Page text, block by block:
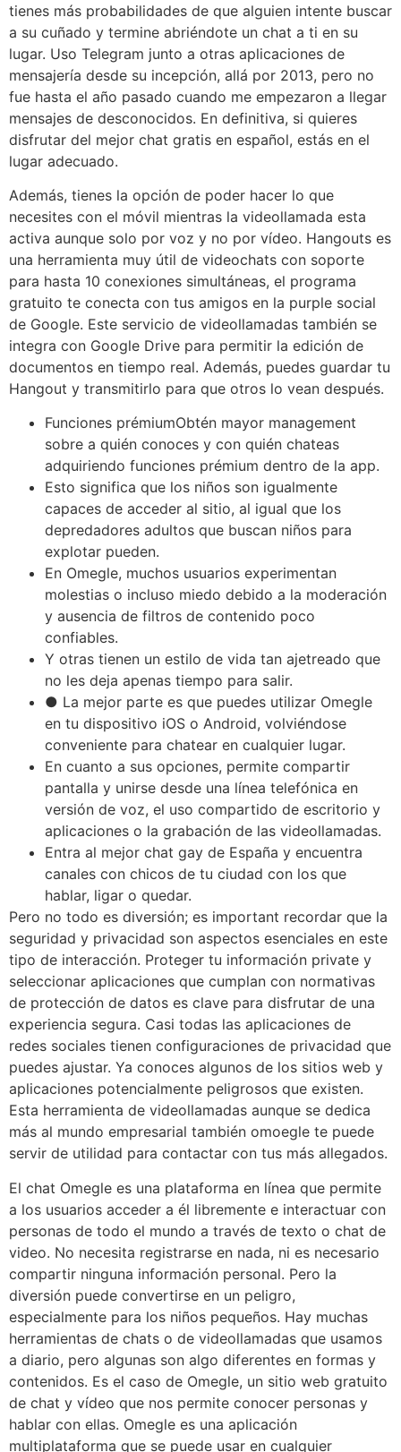
tienes más probabilidades de que alguien intente buscar
a su cuñado y termine abriéndote un chat a ti en su
lugar. Uso Telegram junto a otras aplicaciones de
mensajería desde su incepción, allá por 2013, pero no
fue hasta el año pasado cuando me empezaron a llegar
mensajes de desconocidos. En definitiva, si quieres
disfrutar del mejor chat gratis en español, estás en el
lugar adecuado.
Además, tienes la opción de poder hacer lo que
necesites con el móvil mientras la videollamada esta
activa aunque solo por voz y no por vídeo. Hangouts es
una herramienta muy útil de videochats con soporte
para hasta 10 conexiones simultáneas, el programa
gratuito te conecta con tus amigos en la purple social
de Google. Este servicio de videollamadas también se
integra con Google Drive para permitir la edición de
documentos en tiempo real. Además, puedes guardar tu
Hangout y transmitirlo para que otros lo vean después.
Funciones prémiumObtén mayor management
sobre a quién conoces y con quién chateas
adquiriendo funciones prémium dentro de la app.
Esto significa que los niños son igualmente
capaces de acceder al sitio, al igual que los
depredadores adultos que buscan niños para
explotar pueden.
En Omegle, muchos usuarios experimentan
molestias o incluso miedo debido a la moderación
y ausencia de filtros de contenido poco
confiables.
Y otras tienen un estilo de vida tan ajetreado que
no les deja apenas tiempo para salir.
● La mejor parte es que puedes utilizar Omegle
en tu dispositivo iOS o Android, volviéndose
conveniente para chatear en cualquier lugar.
En cuanto a sus opciones, permite compartir
pantalla y unirse desde una línea telefónica en
versión de voz, el uso compartido de escritorio y
aplicaciones o la grabación de las videollamadas.
Entra al mejor chat gay de España y encuentra
canales con chicos de tu ciudad con los que
hablar, ligar o quedar.
Pero no todo es diversión; es important recordar que la
seguridad y privacidad son aspectos esenciales en este
tipo de interacción. Proteger tu información private y
seleccionar aplicaciones que cumplan con normativas
de protección de datos es clave para disfrutar de una
experiencia segura. Casi todas las aplicaciones de
redes sociales tienen configuraciones de privacidad que
puedes ajustar. Ya conoces algunos de los sitios web y
aplicaciones potencialmente peligrosos que existen.
Esta herramienta de videollamadas aunque se dedica
más al mundo empresarial también omoegle te puede
servir de utilidad para contactar con tus más allegados.
El chat Omegle es una plataforma en línea que permite
a los usuarios acceder a él libremente e interactuar con
personas de todo el mundo a través de texto o chat de
video. No necesita registrarse en nada, ni es necesario
compartir ninguna información personal. Pero la
diversión puede convertirse en un peligro,
especialmente para los niños pequeños. Hay muchas
herramientas de chats o de videollamadas que usamos
a diario, pero algunas son algo diferentes en formas y
contenidos. Es el caso de Omegle, un sitio web gratuito
de chat y vídeo que nos permite conocer personas y
hablar con ellas. Omegle es una aplicación
multiplataforma que se puede usar en cualquier